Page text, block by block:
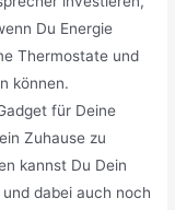
Du Energie
Thermostate und
können.
für Deine
Zuhause zu
kannst Du Dein
dabei auch noch